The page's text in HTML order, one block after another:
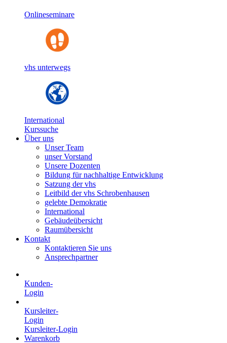
Onlineseminare
vhs unterwegs
International
Kurssuche
Über uns
Unser Team
unser Vorstand
Unsere Dozenten
Bildung für nachhaltige Entwicklung
Satzung der vhs
Leitbild der vhs Schrobenhausen
gelebte Demokratie
International
Gebäudeübersicht
Raumübersicht
Kontakt
Kontaktieren Sie uns
Ansprechpartner
Kunden-
Login
Kursleiter-
Login
Kursleiter-Login
Warenkorb